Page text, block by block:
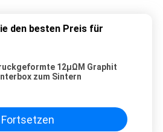
den besten Preis für
12μΩM Graphit
zum Sintern
Fortsetzen